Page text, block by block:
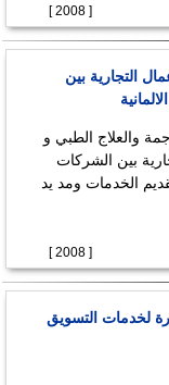
[ 2008 ]
التجارية بين
والعلاج الطبي و
بين الشركات
الخدمات ومد يد
[ 2008 ]
لخدمات التسويق